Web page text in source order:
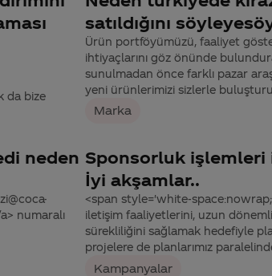
da bize
satıldığını
Ürün portföyümüzü, faaliyet
ihtiyaçlarını göz önünde
sunulmadan önce farklı pazar
yeni ürünlerimizi sizlerle
Marka
neden
numaralı
Sponsorluk
İyi akşamlar..
<span style='white-
iletişim faaliyetlerini, uzun
sürekliliğini sağlamak hedefiyle
projelere de planlarımız
Kampanyalar